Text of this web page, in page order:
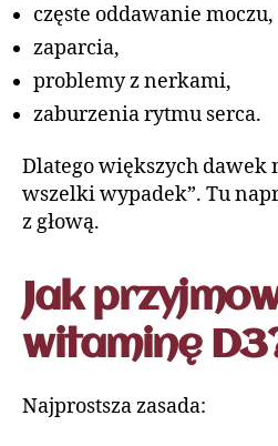
częste oddawanie moczu,
zaparcia,
problemy z nerkami,
zaburzenia rytmu serca.
Dlatego większych dawek
wszelki wypadek”. Tu
z głową.
Jak
witaminę
Najprostsza zasada: